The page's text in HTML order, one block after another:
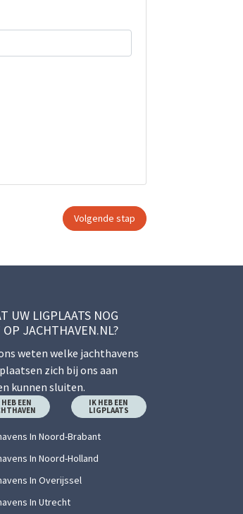
UW LIGPLAATS NOG
OP JACHTHAVEN.NL?
weten welke jachthavens
zich bij ons aan
kunnen sluiten.
EEN IK HEB EEN
LIGPLAATS
In Noord-Brabant
In Noord-Holland
In Overijssel
In Utrecht